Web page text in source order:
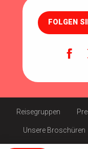
FOLGEN
Reisegruppen
Unsere Broschüren